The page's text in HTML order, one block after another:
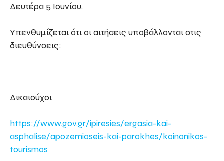
Δευτέρα 5 Ιουνίου.
Υπενθυμίζεται ότι οι αιτήσεις υποβάλλονται στις
διευθύνσεις:
Δικαιούχοι
https://www.gov.gr/ipiresies/ergasia-kai-
asphalise/apozemioseis-kai-parokhes/koinonikos-
tourismos